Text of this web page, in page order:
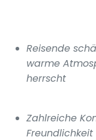
Reisende
warme
herrscht
Zahlreiche